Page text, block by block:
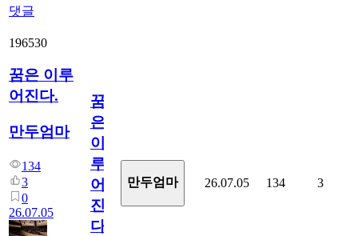
댓글
196530
꿈은 이루
어진다.
만두엄마
134
3
0
26.07.05
꿈
은
이
루
어
진
다.
만두엄마 26.07.05 134 3